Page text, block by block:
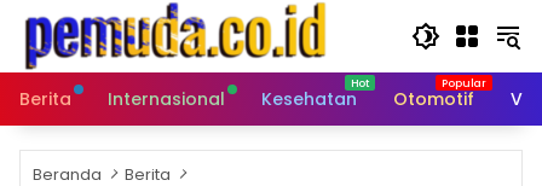
Langsung
konten
Berita
Internasional Kesehatan Otomotif
Beranda Berita